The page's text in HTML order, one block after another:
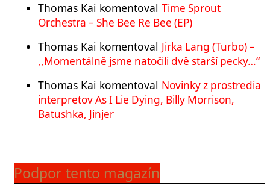
Thomas Kai komentoval Time Sprout
Orchestra – She Bee Re Bee (EP)
Thomas Kai komentoval Jirka Lang (Turbo) –
,,Momentálně jsme natočili dvě starší pecky…“
Thomas Kai komentoval Novinky z prostredia
interpretov As I Lie Dying, Billy Morrison,
Batushka, Jinjer
Podpor tento magazín